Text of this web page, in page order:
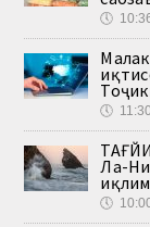
🕔
🕔
Ла-
🕔